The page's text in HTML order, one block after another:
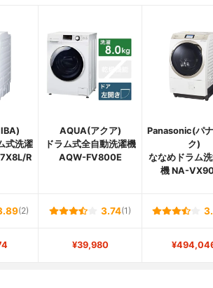
式洗濯
R
AQUA(アクア)
ドラム式全自動洗濯機
AQW-FV800E
Panasonic(パ
ク)
ななめドラム
機 NA-
(2) 3.74(1)
¥39,980